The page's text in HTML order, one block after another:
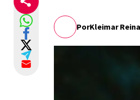
PorKleimar Reina